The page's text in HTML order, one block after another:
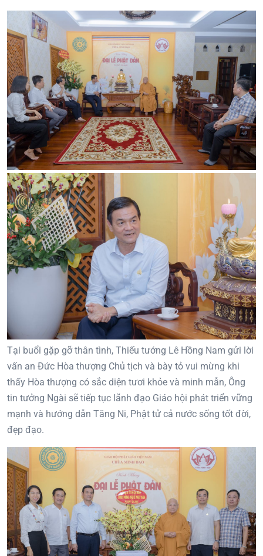
Tại buổi gặp gỡ thân tình, Thiếu tướng Lê Hồng Nam gửi lời
vấn an Đức Hòa thượng Chủ tịch và bày tỏ vui mừng khi
thấy Hòa thượng có sắc diện tươi khỏe và minh mẫn, Ông
tin tưởng Ngài sẽ tiếp tục lãnh đạo Giáo hội phát triển vững
mạnh và hướng dẫn Tăng Ni, Phật tử cả nước sống tốt đời,
đẹp đạo.